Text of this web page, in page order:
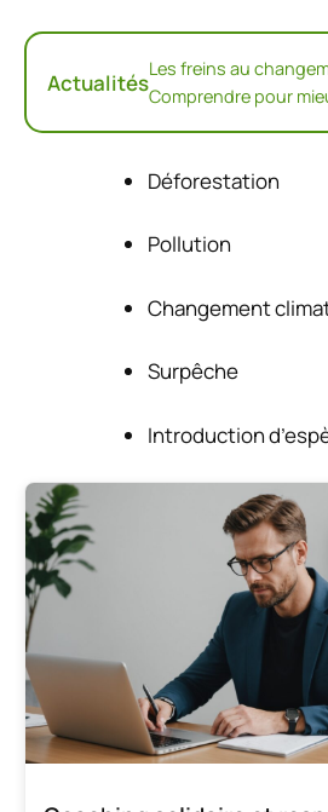
ActualitésLes freins au
Comprendre pour
Déforestation
Pollution
Changement
Surpêche
Introduction